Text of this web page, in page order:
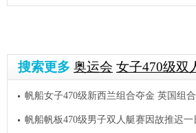
搜索更多 奥运会 女子470级双
帆船女子470级新西兰组合夺金 英国组
帆船帆板470级男子双人艇赛因故推迟一